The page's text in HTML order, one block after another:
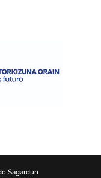
Sagardun